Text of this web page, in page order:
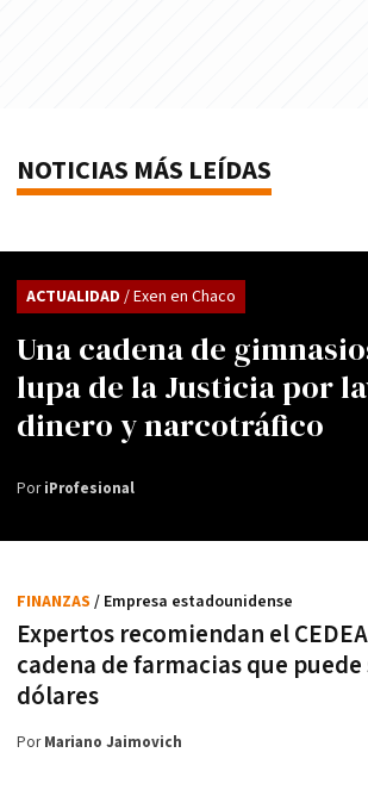
NOTICIAS MÁS LEÍDAS
Una cadena de
lupa de la Justicia por
dinero y narcotráfico
ACTUALIDAD / Exen en Chaco
PoriProfesional
Expertos recomiendan el
cadena de farmacias que
dólares
FINANZAS / Empresa estadounidense
PorMariano Jaimovich